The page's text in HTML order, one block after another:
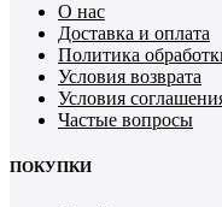
О нас
Доставка и оплата
Политика
Условия возврата
Условия
Частые вопросы
ПОКУПКИ